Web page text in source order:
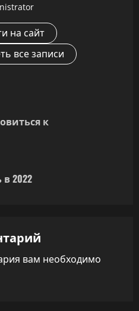
на сайт
все записи
к
2022
вам необходимо